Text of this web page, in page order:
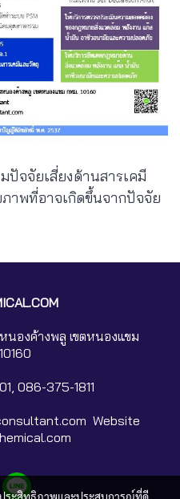
ปัจจัยเสี่ยงด้านสารเคมี
าพที่อาจเกิดขึ้นจากปัจจัย
นองค้างพลู เขตหนองแขม
086-375-1811
Website